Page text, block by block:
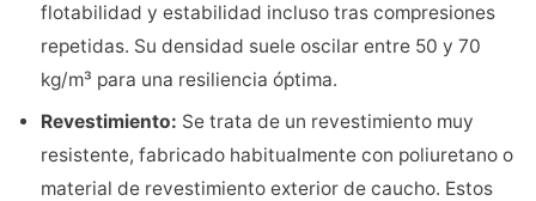
flotabilidad y estabilidad incluso tras compresiones
repetidas. Su densidad suele oscilar entre 50 y 70
kg/m³ para una resiliencia óptima.
Revestimiento: Se trata de un revestimiento muy
resistente, fabricado habitualmente con poliuretano o
material de revestimiento exterior de caucho. Estos